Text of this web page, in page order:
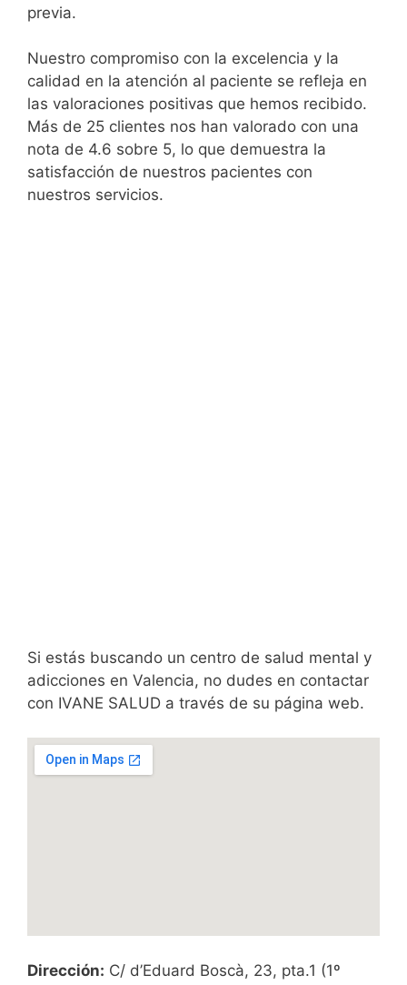
previa.
Nuestro compromiso con la excelencia y la
calidad en la atención al paciente se refleja en
las valoraciones positivas que hemos recibido.
Más de 25 clientes nos han valorado con una
nota de 4.6 sobre 5, lo que demuestra la
satisfacción de nuestros pacientes con
nuestros servicios.
Si estás buscando un centro de salud mental y
adicciones en Valencia, no dudes en contactar
con IVANE SALUD a través de su página web.
Dirección: C/ d’Eduard Boscà, 23, pta.1 (1º